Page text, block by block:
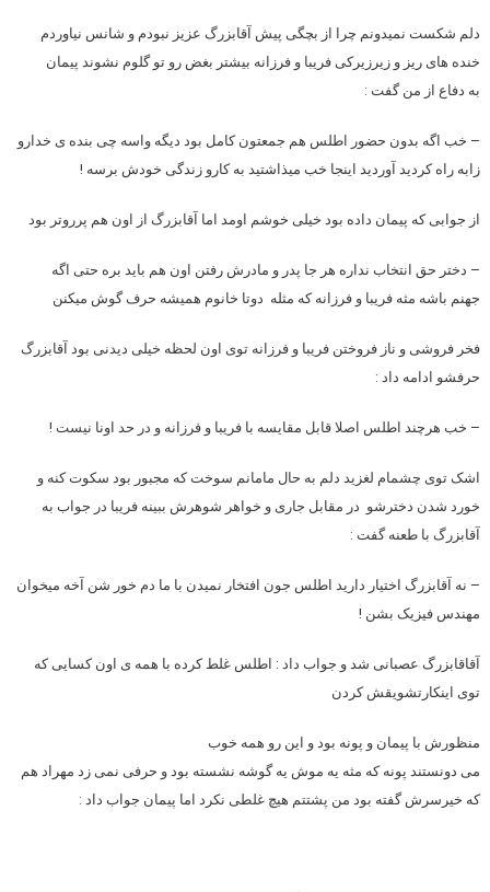
دلم شکست نمیدونم چرا از بچگی پیش آقابزرگ عزیز نبودم و شانس نیاوردم
خنده های ریز و زیرزیرکی فریبا و فرزانه بیشتر بغض رو تو گلوم نشوند پیمان
به دفاع از من گفت :
– خب اگه بدون حضور اطلس هم جمعتون کامل بود دیگه واسه چی بنده ی خدارو
زابه راه کردید آوردید اینجا خب میذاشتید به کارو زندگی خودش برسه !
از جوابی که پیمان داده بود خیلی خوشم اومد اما آقابزرگ از اون هم پرروتر بود
– دختر حق انتخاب نداره هر جا پدر و مادرش رفتن اون هم باید بره حتی اگه
جهنم باشه مثه فریبا و فرزانه که مثله دوتا خانوم همیشه حرف گوش میکنن
فخر فروشی و ناز فروختن فریبا و فرزانه توی اون لحظه خیلی دیدنی بود آقابزرگ
حرفشو ادامه داد :
– خب هرچند اطلس اصلا قابل مقایسه با فریبا و فرزانه و در حد اونا نیست !
اشک توی چشمام لغزید دلم به حال مامانم سوخت که مجبور بود سکوت کنه و
خورد شدن دخترشو در مقابل جاری و خواهر شوهرش ببینه فریبا در جواب به
آقابزرگ با طعنه گفت :
– نه آقابزرگ اختیار دارید اطلس جون افتخار نمیدن با ما دم خور شن آخه میخوان
مهندس فیزیک بشن !
آقاقابزرگ عصبانی شد و جواب داد : اطلس غلط کرده با همه ی اون کسایی که
توی اینکارتشویقش کردن
منظورش با پیمان و پونه بود و این رو همه خوب
می دونستند پونه که مثه یه موش یه گوشه نشسته بود و حرفی نمی زد مهراد هم
که خیرسرش گفته بود من پشتتم هیچ غلطی نکرد اما پیمان جواب داد :